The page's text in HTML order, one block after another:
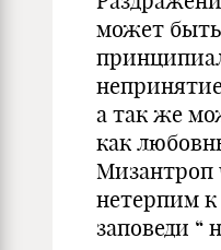
может
а так же
как
Мизантроп
нетерпим
заповеди “